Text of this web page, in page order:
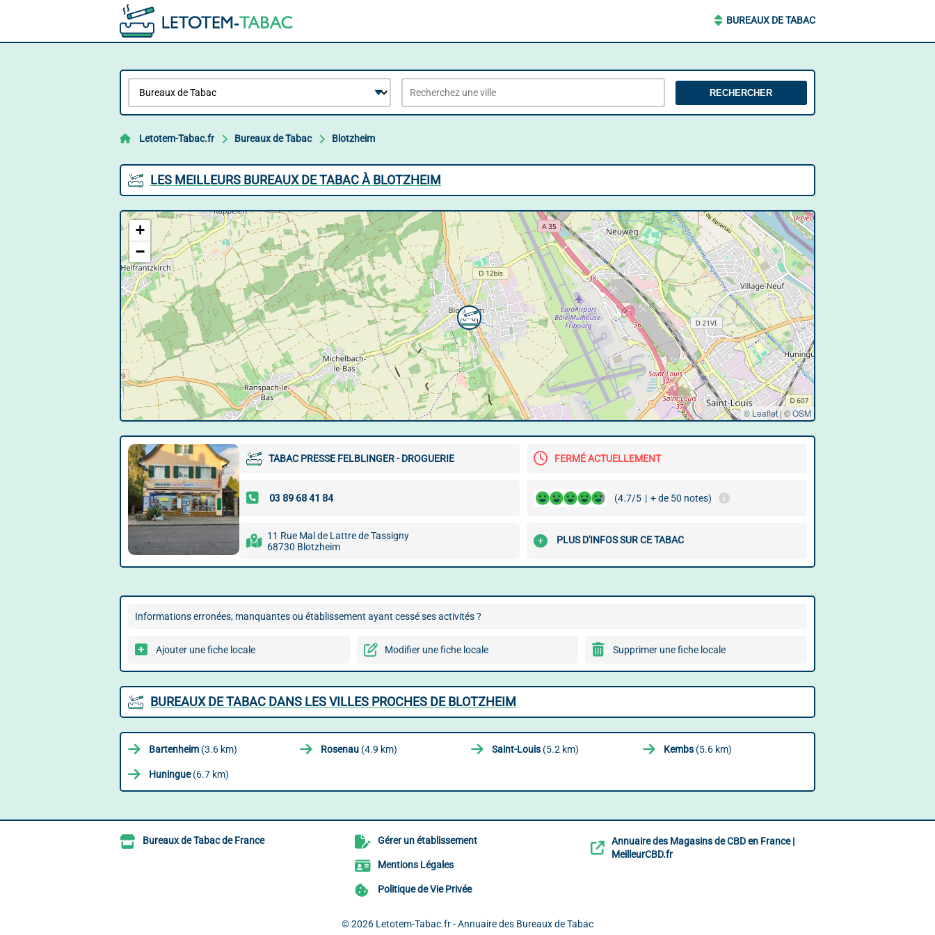
BUREAUX DE TABAC
RECHERCHER
Letotem-Tabac.fr Bureaux de Tabac Blotzheim
LES MEILLEURS BUREAUX DE TABAC À BLOTZHEIM
+
−
© Leaflet | ©OSM
TABAC PRESSE FELBLINGER - DROGUERIE FERMÉ ACTUELLEMENT
(4.7/5 | + de 50 notes)
11 Rue Mal de Lattre de Tassigny
68730 Blotzheim
PLUS D'INFOS SUR CE TABAC
Informations erronées, manquantes ou établissement ayant cessé ses activités ?
Ajouter une fiche locale Modifier une fiche locale Supprimer une fiche locale
BUREAUX DE TABAC DANS LES VILLES PROCHES DE BLOTZHEIM
Bartenheim (3.6 km) Rosenau(4.9 km) Saint-Louis (5.2 km) Kembs(5.6 km)
Huningue(6.7 km)
Bureaux de Tabac de France Gérer un établissement
Mentions Légales
Politique de Vie Privée
Annuaire des Magasins de CBD en France |
MeilleurCBD.fr
© 2026 Letotem-Tabac.fr - Annuaire des Bureaux de Tabac